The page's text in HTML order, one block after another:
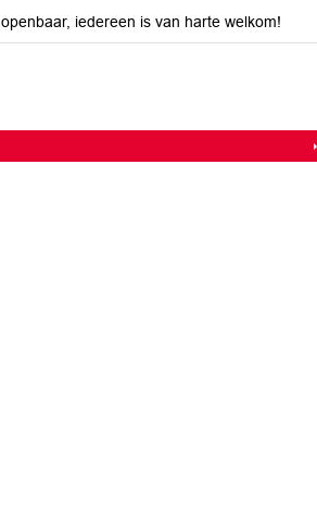
iedereen is van harte welkom!